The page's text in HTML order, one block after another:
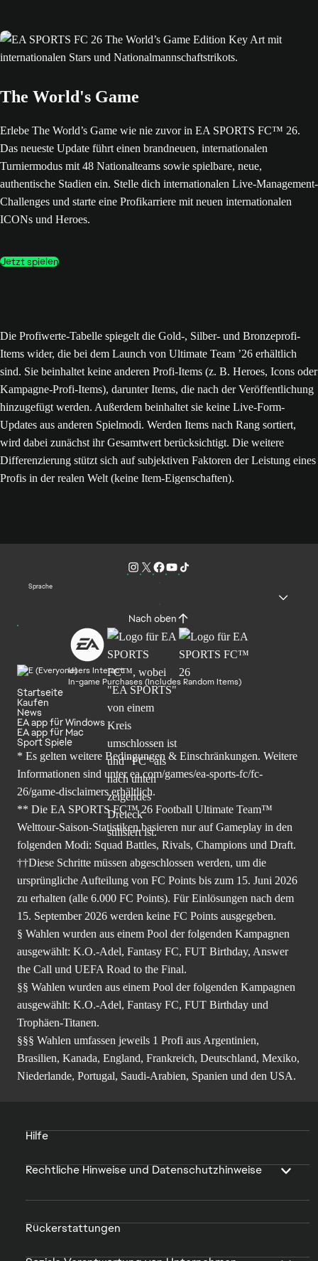
The World's Game
Erlebe The World’s Game wie nie zuvor in EA SPORTS FC™ 26.
Das neueste Update führt einen brandneuen, internationalen
Turniermodus mit 48 Nationalteams sowie spielbare, neue,
authentische Stadien ein. Stelle dich internationalen Live-Management-
Challenges und starte eine Profikarriere mit neuen internationalen
ICONs und Heroes.
Jetzt spielen
Die Profiwerte-Tabelle spiegelt die Gold-, Silber- und Bronzeprofi-
Items wider, die bei dem Launch von Ultimate Team ’26 erhältlich
sind. Sie beinhaltet keine anderen Profi-Items (z. B. Heroes, Icons oder
Kampagne-Profi-Items), darunter Items, die nach der Veröffentlichung
hinzugefügt werden. Außerdem beinhaltet sie keine Live-Form-
Updates aus anderen Spielmodi. Werden Items nach Rang sortiert,
wird dabei zunächst ihr Gesamtwert berücksichtigt. Die weitere
Differenzierung stützt sich auf subjektiven Faktoren der Leistung eines
Profis in der realen Welt (keine Item-Eigenschaften).
Sprache
Nach oben
Users Interact
In-game Purchases (Includes Random Items)
Startseite
Kaufen
News
EA app für Windows
EA app für Mac
Sport Spiele
* Es gelten weitere Bedingungen & Einschränkungen. Weitere
Informationen sind unterea.com/games/ea-sports-fc/fc-
26/game-disclaimers erhältlich.
** Die EA SPORTS FC™ 26 Football Ultimate Team™
Welttour-Saison-Statistiken basieren nur auf Gameplay in den
folgenden Modi: Squad Battles, Rivals, Champions und Draft.
††Diese Schritte müssen abgeschlossen werden, um die
ursprüngliche Aufteilung von FC Points bis zum 15. Juni 2026
zu erhalten (alle 6.000 FC Points). Für Einlösungen nach dem
15. September 2026 werden keine FC Points ausgegeben.
§ Wahlen wurden aus einem Pool der folgenden Kampagnen
ausgewählt: K.O.-Adel, Fantasy FC, FUT Birthday, Answer
the Call und UEFA Road to the Final.
§§ Wahlen wurden aus einem Pool der folgenden Kampagnen
ausgewählt: K.O.-Adel, Fantasy FC, FUT Birthday und
Trophäen-Titanen.
§§§ Wahlen umfassen jeweils 1 Profi aus Argentinien,
Brasilien, Kanada, England, Frankreich, Deutschland, Mexiko,
Niederlande, Portugal, Saudi-Arabien, Spanien und den USA.
Hilfe
Rechtliche Hinweise und Datenschutzhinweise
Rückerstattungen